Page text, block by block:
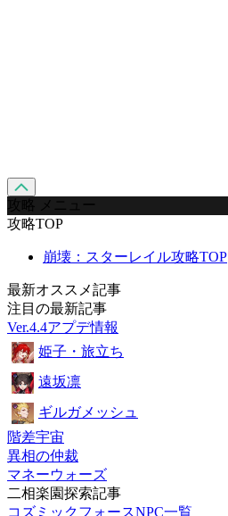
攻略 メニュー
攻略TOP
崩壊：スターレイル攻略TOP
最新オススメ記事
注目の最新記事
Ver.4.4アプデ情報
姫子・旅立ち
遠坂凛
ギルガメッシュ
階差宇宙
異相の仲裁
マネーウォーズ
二相楽園探索記事
コズミックフォースNPC一覧